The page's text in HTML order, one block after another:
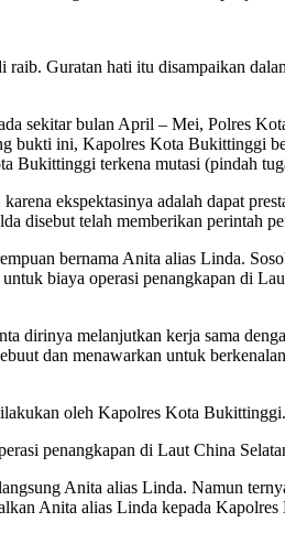
Guratan hati itu disampaikan
sekitar bulan April – Mei, Polres
bukti ini, Kapolres Kota Bukittinggi
Bukittinggi terkena mutasi (pindah
ekspektasinya adalah dapat
disebut telah memberikan perintah
bernama Anita alias Linda.
biaya operasi penangkapan di
dirinya melanjutkan kerja sama
dan menawarkan untuk
oleh Kapolres Kota Bukittinggi.
penangkapan di Laut China
Anita alias Linda. Namun
Anita alias Linda kepada